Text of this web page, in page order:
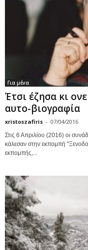
Για μένα
Έτσι έζησα κι
αυτο-βιογραφία
xristoszafiris - 07/04/2016
Στις 6 Απριλίου (2016) οι
κάλεσαν στην εκπομπή
εκπομπής,...